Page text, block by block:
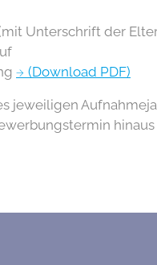
Unterschrift der
(Download PDF)
jeweiligen